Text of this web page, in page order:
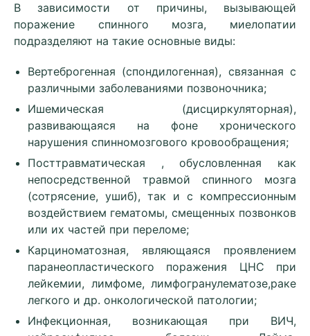
В зависимости от причины, вызывающей
поражение спинного мозга, миелопатии
подразделяют на такие основные виды:
Вертеброгенная (спондилогенная), связанная с
различными заболеваниями позвоночника;
Ишемическая (дисциркуляторная),
развивающаяся на фоне хронического
нарушения спинномозгового кровообращения;
Посттравматическая , обусловленная как
непосредственной травмой спинного мозга
(сотрясение, ушиб), так и с компрессионным
воздействием гематомы, смещенных позвонков
или их частей при переломе;
Карциноматозная, являющаяся проявлением
паранеопластического поражения ЦНС при
лейкемии, лимфоме, лимфогранулематозе,раке
легкого и др. онкологической патологии;
Инфекционная, возникающая при ВИЧ,